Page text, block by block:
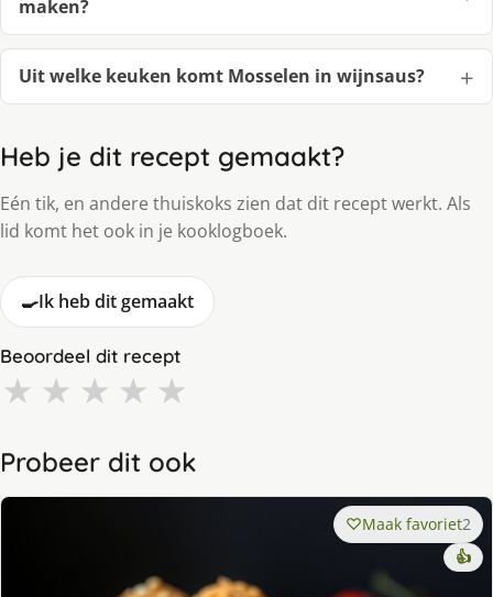
maken?
Uit welke keuken komt Mosselen in wijnsaus?
Heb je dit recept gemaakt?
Eén tik, en andere thuiskoks zien dat dit recept werkt. Als
lid komt het ook in je kooklogboek.
🍳Ik heb dit gemaakt
Beoordeel dit recept
★ ★ ★ ★ ★
Probeer dit ook
Maak favoriet2
👍